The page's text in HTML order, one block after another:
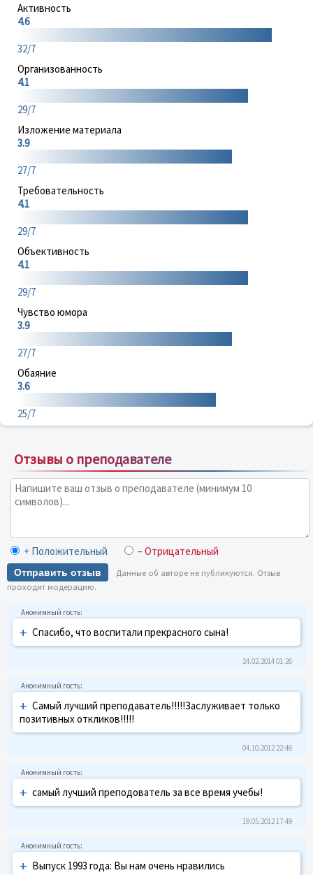
Активность
4.6
32/7
Организованность
4.1
29/7
Изложение материала
3.9
27/7
Требовательность
4.1
29/7
Объективность
4.1
29/7
Чувство юмора
3.9
27/7
Обаяние
3.6
25/7
Отзывы о преподавателе
+ Положительный – Отрицательный
Отправить отзыв
Данные об авторе не публикуются. Отзыв
проходит модерацию.
+ Спасибо, что воспитали прекрасного сына!
24.02.2014 01:26
+ Самый лучший преподаватель!!!!!Заслуживает только
позитивных откликов!!!!!
04.10.2012 22:46
+ самый лучший преподователь за все время учебы!
19.05.2012 17:49
+ Выпуск 1993 года: Вы нам очень нравились